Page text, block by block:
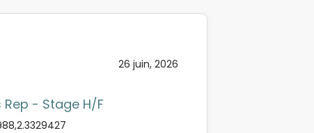
d'évolution. Stage à
26 juin, 2026
- Stage H/F